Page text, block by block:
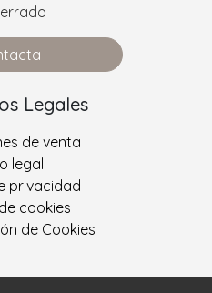
Legales
de venta
legal
privacidad
cookies
de Cookies